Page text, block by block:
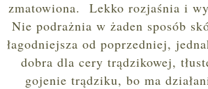
zmatowiona. Lekko rozjaśnia i
Nie podrażnia w żaden sposób
łagodniejsza od poprzedniej,
dobra dla cery trądzikowej,
gojenie trądziku, bo ma